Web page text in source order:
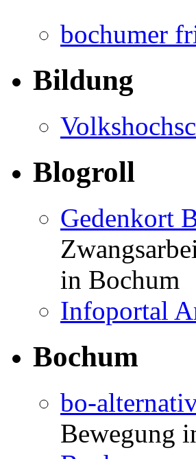
Bildung
Blogroll
Gedenkort
in Bochum
Bochum